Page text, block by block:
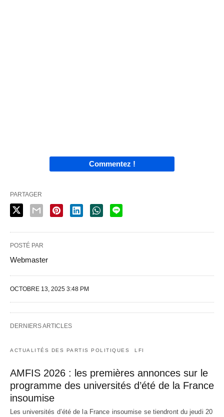
Commentez !
PARTAGER
POSTÉ PAR
Webmaster
OCTOBRE 13, 2025 3:48 PM
DERNIERS ARTICLES
ACTUALITÉS DES PARTIS POLITIQUES LFI
AMFIS 2026 : les premières annonces sur le
programme des universités d’été de la France
insoumise
Les universités d’été de la France insoumise se tiendront du jeudi 20